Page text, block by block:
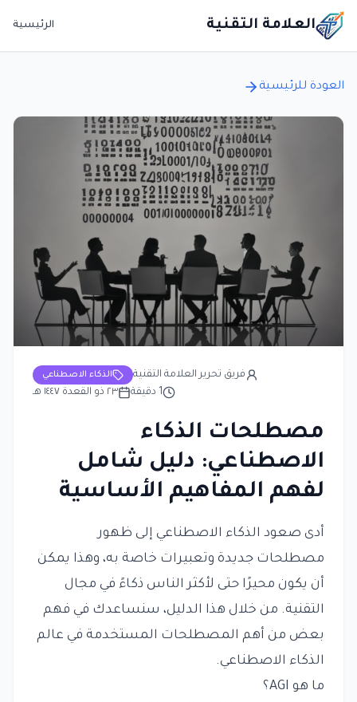
العلامة التقنية الرئيسية
العودة للرئيسية
الذكاء الاصطناعي
فريق تحرير العلامة التقنية
٢٣ ذو القعدة ١٤٤٧ هـ
1 دقيقة
مصطلحات الذكاء
الاصطناعي: دليل شامل
لفهم المفاهيم الأساسية
أدى صعود الذكاء الاصطناعي إلى ظهور
مصطلحات جديدة وتعبيرات خاصة به، وهذا يمكن
أن يكون محيرًا حتى لأكثر الناس ذكاءً في مجال
التقنية. من خلال هذا الدليل، سنساعدك في فهم
بعض من أهم المصطلحات المستخدمة في عالم
الذكاء الاصطناعي.
ما هو AGI؟